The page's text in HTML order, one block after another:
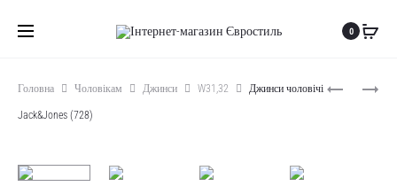
0
ДЖИНСИ
ДЖИНСИ
Головна Чоловікам Джинси W31,32 Джинси чоловічі
Jack&Jones (728)